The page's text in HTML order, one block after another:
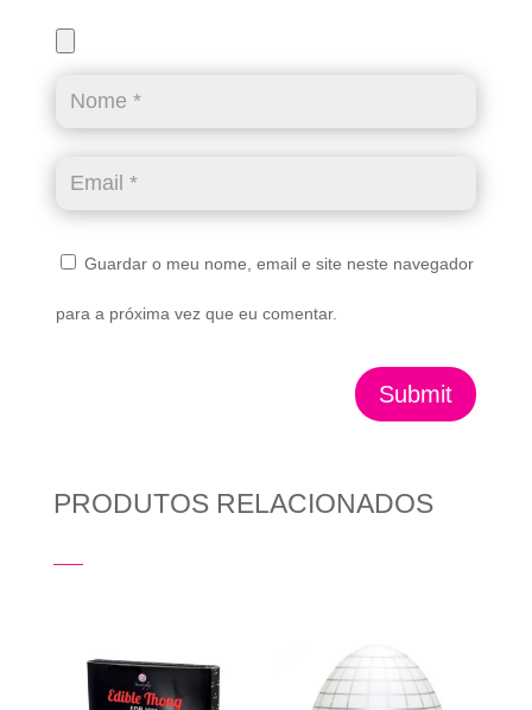
Guardar o meu nome, email e site neste navegador
para a próxima vez que eu comentar.
Submit
PRODUTOS RELACIONADOS